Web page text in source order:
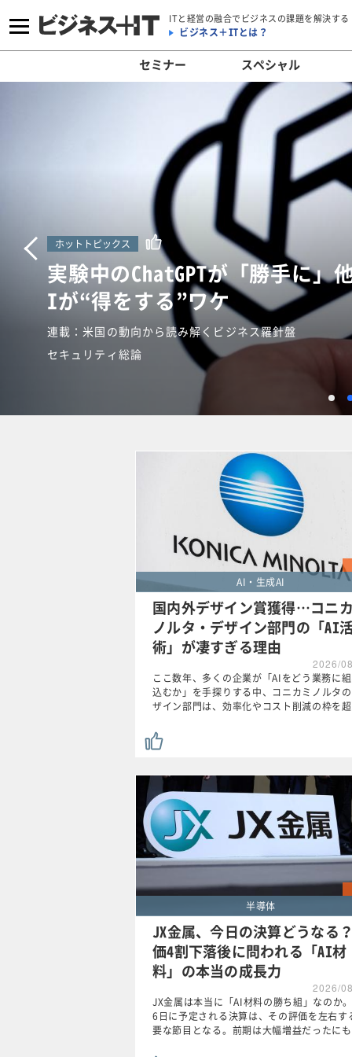
ITと経営の融合でビジネスの課題を解決する
ビジネス＋ITとは？
セミナー スペシャル
Previous
ホットトピックス
融資も運用も「AIにお任せ」
重要な仕事”とは
AI・生成AI
1
AI・生成AI
国内外デザイン賞獲得…コニ
ノルタ・デザイン部門の「AI
術」が凄すぎる理由
2026/
ここ数年、多くの企業が「AIをどう業務に
込むか」を手探りする中、コニカミノルタ
ザイン部門は、効率化やコスト削減の枠を
半導体
JX金属、今日の決算どうなる
価4割下落後に問われる「AI材
料」の本当の成長力
2026/
JX金属は本当に「AI材料の勝ち組」なのか
6日に予定される決算は、その評価を左右す
要な節目となる。前期は大幅増益だったに